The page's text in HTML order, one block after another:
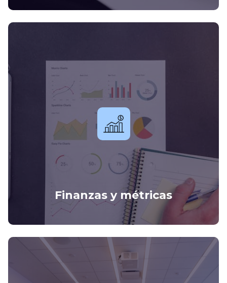
Finanzas y métricas